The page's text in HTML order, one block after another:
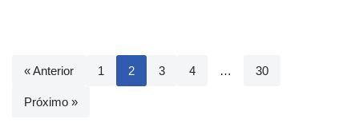
« Anterior 1 2 3 4 … 30
Próximo »